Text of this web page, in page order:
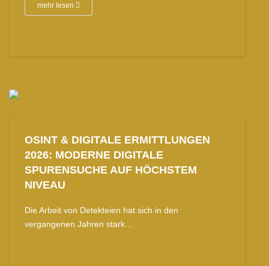
mehr lesen
OSINT & DIGITALE ERMITTLUNGEN
2026: MODERNE DIGITALE
SPURENSUCHE AUF HÖCHSTEM
NIVEAU
Die Arbeit von Detekteien hat sich in den
vergangenen Jahren stark…